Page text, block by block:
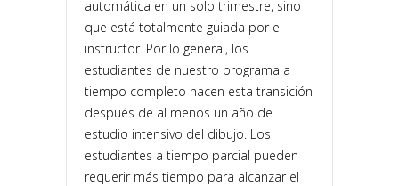
automática en un solo trimestre, sino
que está totalmente guiada por el
instructor. Por lo general, los
estudiantes de nuestro programa a
tiempo completo hacen esta transición
después de al menos un año de
estudio intensivo del dibujo. Los
estudiantes a tiempo parcial pueden
requerir más tiempo para alcanzar el